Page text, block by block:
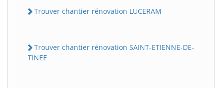
Trouver chantier rénovation LUCERAM
Trouver chantier rénovation SAINT-ETIENNE-DE-
TINEE